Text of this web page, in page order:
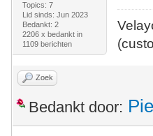
Topics: 7
Lid sinds: Jun 2023
Bedankt: 2
2206 x bedankt in
1109 berichten
Zoek
Bedankt door: